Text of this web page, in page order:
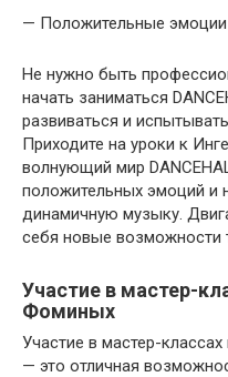
— Положительные эмоции
Не нужно быть
начать заниматься
развиваться и
Приходите на уроки к
волнующий мир
положительных эмоций и
динамичную музыку.
себя новые возможности
Участие в мастер-
Фоминых
Участие в мастер-
— это отличная